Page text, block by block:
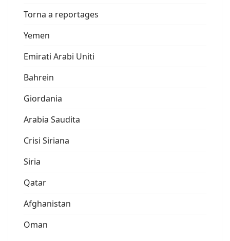
Torna a reportages
Yemen
Emirati Arabi Uniti
Bahrein
Giordania
Arabia Saudita
Crisi Siriana
Siria
Qatar
Afghanistan
Oman